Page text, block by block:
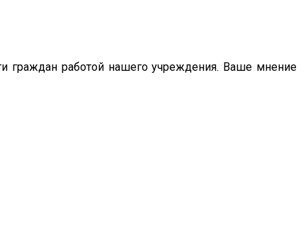
граждан работой нашего учреждения. Ваше мнение